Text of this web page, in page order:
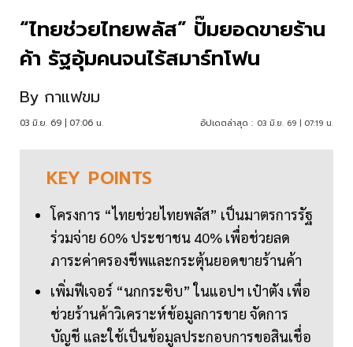
“ไทยช่วยไทยพลัส” ปั๊มยอดขายร้าน
ค้า รัฐอุ้มคนจนไร้สมาร์ทโฟน
By กาแฟขม
03 มิ.ย. 69 | 07:06 น. อัปเดตล่าสุด : 03 มิ.ย. 69 | 07:19 น.
KEY POINTS
โครงการ “ไทยช่วยไทยพลัส” เป็นมาตรการรัฐ
ร่วมจ่าย 60% ประชาชน 40% เพื่อช่วยลด
ภาระค่าครองชีพและกระตุ้นยอดขายร้านค้า
เพิ่มฟีเจอร์ “นกกระซิบ” ในแอปฯ เป๋าตัง เพื่อ
ช่วยร้านค้าวิเคราะห์ข้อมูลการขาย จัดการ
บัญชี และใช้เป็นข้อมูลประกอบการขอสินเชื่อ